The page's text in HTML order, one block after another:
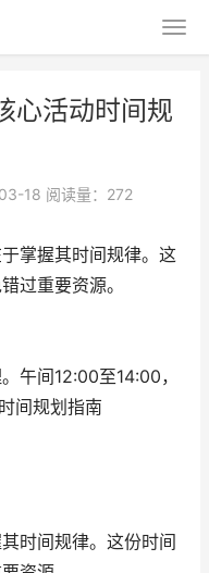
心活动时间规
18 阅读量：272
掌握其时间规律。这
过重要资源。
午间12:00至14:00，
间规划指南
时间规律。这份时间